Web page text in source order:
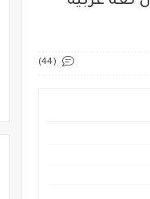
(44)